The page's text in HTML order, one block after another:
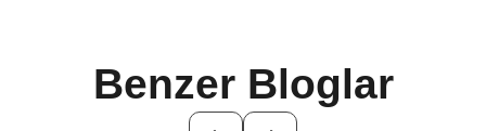
Benzer Bloglar